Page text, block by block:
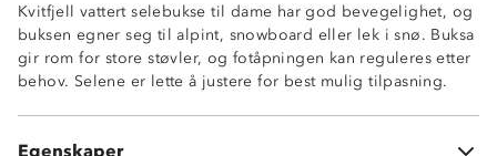
Kvitfjell vattert selebukse til dame har god bevegelighet, og
buksen egner seg til alpint, snowboard eller lek i snø. Buksa
gir rom for store støvler, og fotåpningen kan reguleres etter
behov. Selene er lette å justere for best mulig tilpasning.
Egenskaper
Vindtett
Vannavstøtende (4000 mm vannsøyle)
Isolerende
Borrelåsstramming i beina